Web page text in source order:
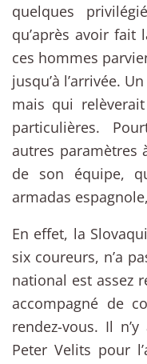
quelques
qu’après avoir fait
ces hommes
jusqu’à l’arrivée.
mais qui
particulières.
autres paramètres
de son équipe,
armadas
En effet, la
six coureurs, n’a
national est assez
accompagné de
rendez-vous. Il
Peter Velits pour